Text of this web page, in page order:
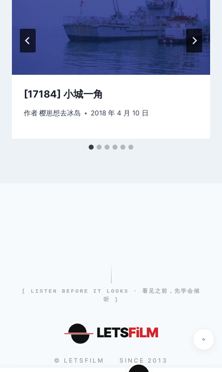
[17184] 小城一角
作者樱崽想去冰岛 2018 年 4 月 10 日
[ LISTEN BEFORE IT LOOKS · 看见之前，先学会倾
听 ]
LETSFiLM
© LETSFILM SINCE 2013